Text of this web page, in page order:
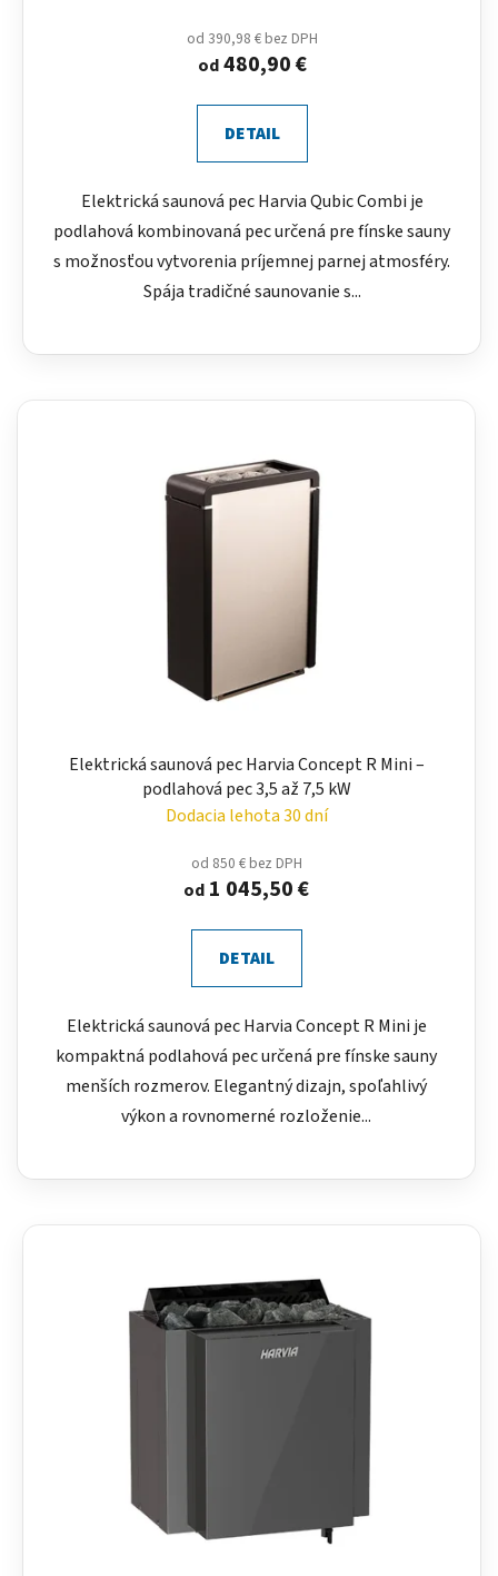
od 390,98 € bez DPH
od480,90 €
DETAIL
Elektrická saunová pec Harvia Qubic Combi je
podlahová kombinovaná pec určená pre fínske sauny
s možnosťou vytvorenia príjemnej parnej atmosféry.
Spája tradičné saunovanie s...
Elektrická saunová pec Harvia Concept R Mini –
podlahová pec 3,5 až 7,5 kW
Dodacia lehota 30 dní
od 850 € bez DPH
od 1 045,50 €
DETAIL
Elektrická saunová pec Harvia Concept R Mini je
kompaktná podlahová pec určená pre fínske sauny
menších rozmerov. Elegantný dizajn, spoľahlivý
výkon a rovnomerné rozloženie...